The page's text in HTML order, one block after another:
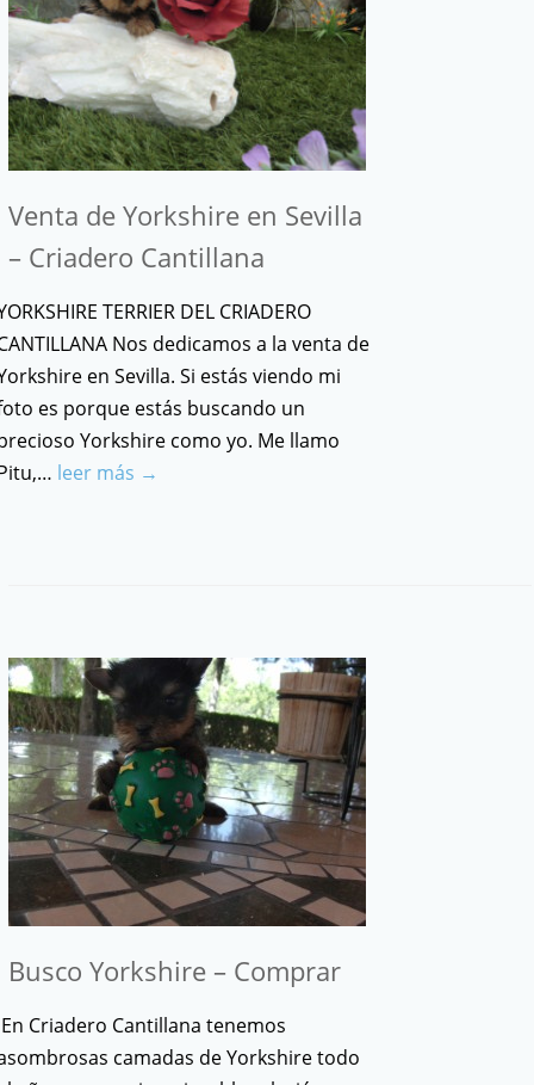
Venta de Yorkshire en Sevilla
– Criadero Cantillana
TERRIER DEL CRIADERO
Nos dedicamos a la venta de
en Sevilla. Si estás viendo mi
es porque estás buscando un
Yorkshire como yo. Me llamo
leer más →
Busco Yorkshire – Comprar
Criadero Cantillana tenemos
camadas de Yorkshire todo